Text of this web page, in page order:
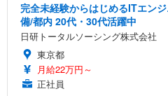
完全未経験からはじめるITエン
備/都内 20代・30代活躍中
日研トータルソーシング株式会社
東京都
月給22万円～
正社員